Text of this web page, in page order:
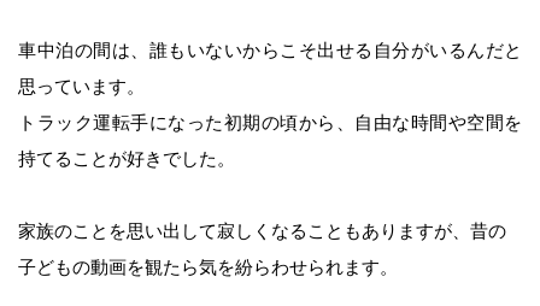
車中泊の間は、誰もいないからこそ出せる自分がいるんだと
思っています。
トラック運転手になった初期の頃から、自由な時間や空間を
持てることが好きでした。
家族のことを思い出して寂しくなることもありますが、昔の
子どもの動画を観たら気を紛らわせられます。